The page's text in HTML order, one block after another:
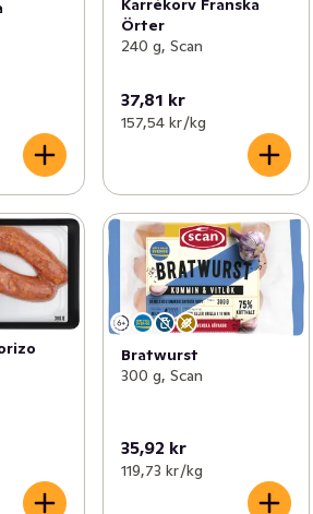
Karrékorv Franska
Örter
240 g, Scan
37,81 kr
157,54 kr /kg
Bratwurst
300 g, Scan
35,92 kr
119,73 kr /kg